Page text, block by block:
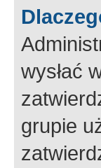
wysłać
grupie